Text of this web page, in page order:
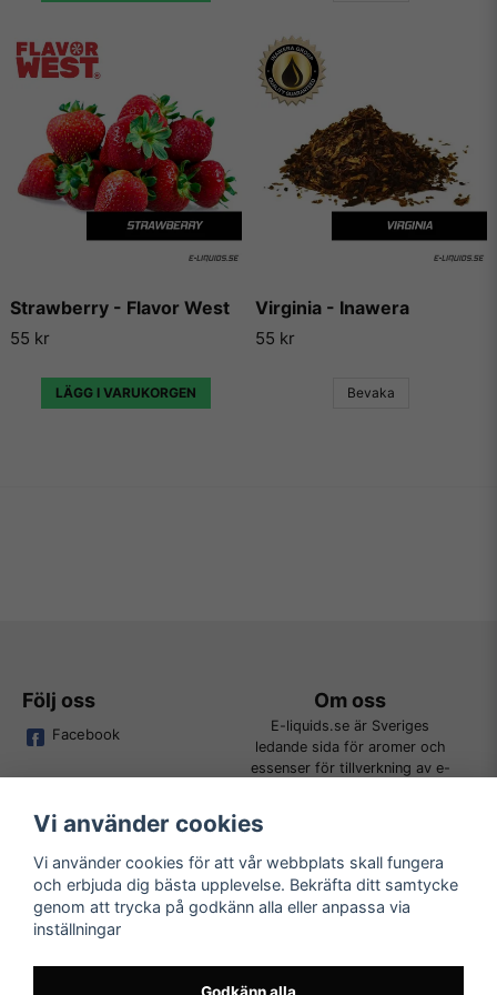
Strawberry - Flavor West
55 kr
LÄGG I VARUKORGEN
Virginia - Inawera
55 kr
Bevaka
Följ oss
Facebook
Om oss
E-liquids.se är Sveriges
ledande sida för aromer och
essenser för tillverkning av e-
Kundtjänst
Tveka inte att kontakta oss på
order@e-liquids.se om du har
några frågor, funderingar eller
önskemål om produkter!
Läs mer
Vi använder cookies
Vi använder cookies för att vår webbplats skall fungera
och erbjuda dig bästa upplevelse. Bekräfta ditt samtycke
genom att trycka på godkänn alla eller anpassa via
inställningar
Godkänn alla